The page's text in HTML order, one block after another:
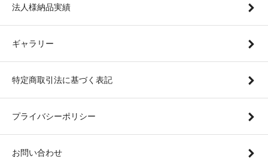
法人様納品実績
ギャラリー
特定商取引法に基づく表記
プライバシーポリシー
お問い合わせ